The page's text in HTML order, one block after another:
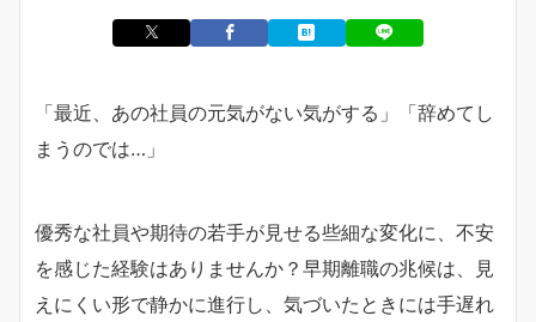
「最近、あの社員の元気がない気がする」「辞めてし
まうのでは…」
優秀な社員や期待の若手が見せる些細な変化に、不安
を感じた経験はありませんか？早期離職の兆候は、見
えにくい形で静かに進行し、気づいたときには手遅れ